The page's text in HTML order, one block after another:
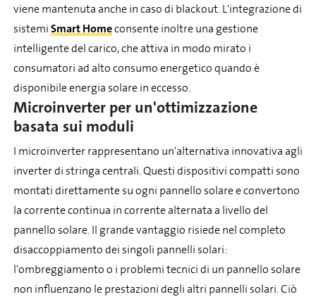
viene mantenuta anche in caso di blackout. L'integrazione di
sistemiSmart Homeconsente inoltre una gestione
intelligente del carico, che attiva in modo mirato i
consumatori ad alto consumo energetico quando è
disponibile energia solare in eccesso.
Microinverter per un'ottimizzazione
basata sui moduli
I microinverter rappresentano un'alternativa innovativa agli
inverter di stringa centrali. Questi dispositivi compatti sono
montati direttamente su ogni pannello solare e convertono
la corrente continua in corrente alternata a livello del
pannello solare. Il grande vantaggio risiede nel completo
disaccoppiamento dei singoli pannelli solari:
l'ombreggiamento o i problemi tecnici di un pannello solare
non influenzano le prestazioni degli altri pannelli solari. Ciò